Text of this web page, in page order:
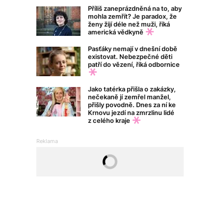
Příliš zaneprázdněná na to, aby
mohla zemřít? Je paradox, že
ženy žijí déle než muži, říká
americká vědkyně
Pasťáky nemají v dnešní době
existovat. Nebezpečné děti
patří do vězení, říká odbornice
Jako tatérka přišla o zakázky,
nečekaně jí zemřel manžel,
přišly povodně. Dnes za ní ke
Krnovu jezdí na zmrzlinu lidé
z celého kraje